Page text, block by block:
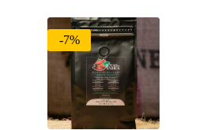
elegir
la
página
producto
-7%